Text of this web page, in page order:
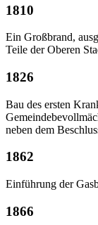
1810
Ein Großbrand,
Teile der Oberen
1826
Bau des ersten
neben dem
1862
Einführung der
1866